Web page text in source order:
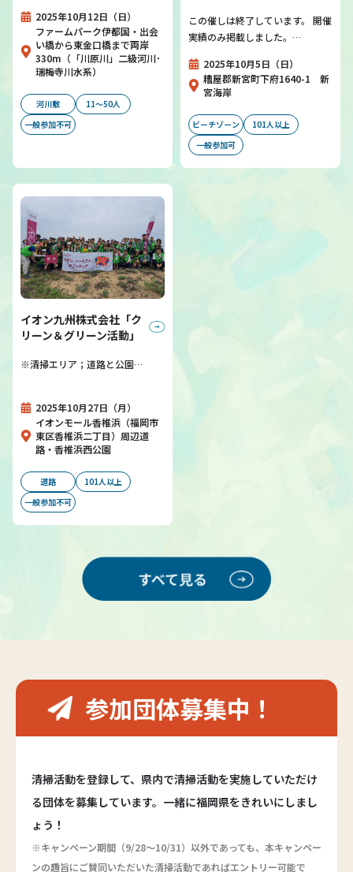
2025年10月12日（日）
ファームパーク伊都国・出会
い橋から東金口橋まで両岸
330m（「川原川」二級河川･
瑞梅寺川水系）
河川敷
11～50人
一般参加不可
この催しは終了しています。 開催
実績のみ掲載しました。…
2025年10月5日（日）
糟屋郡新宮町下府1640-1 新
宮海岸
ビーチゾーン
101人以上
一般参加可
イオン九州株式会社「ク
リーン＆グリーン活動」
※清掃エリア；道路と公園…
2025年10月27日（月）
イオンモール香椎浜（福岡市
東区香椎浜二丁目）周辺道
路・香椎浜西公園
道路
101人以上
一般参加不可
参加団体募集中！
清掃活動を登録して、県内で清掃活動を実施していただけ
る団体を募集しています。一緒に福岡県をきれいにしまし
ょう！
※キャンペーン期間（9/28～10/31）以外であっても、本キャンペー
ンの趣旨にご賛同いただいた清掃活動であればエントリー可能で